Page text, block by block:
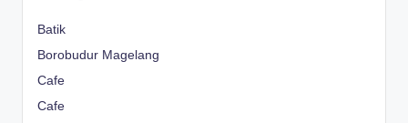
Batik
Borobudur Magelang
Cafe
Cafe